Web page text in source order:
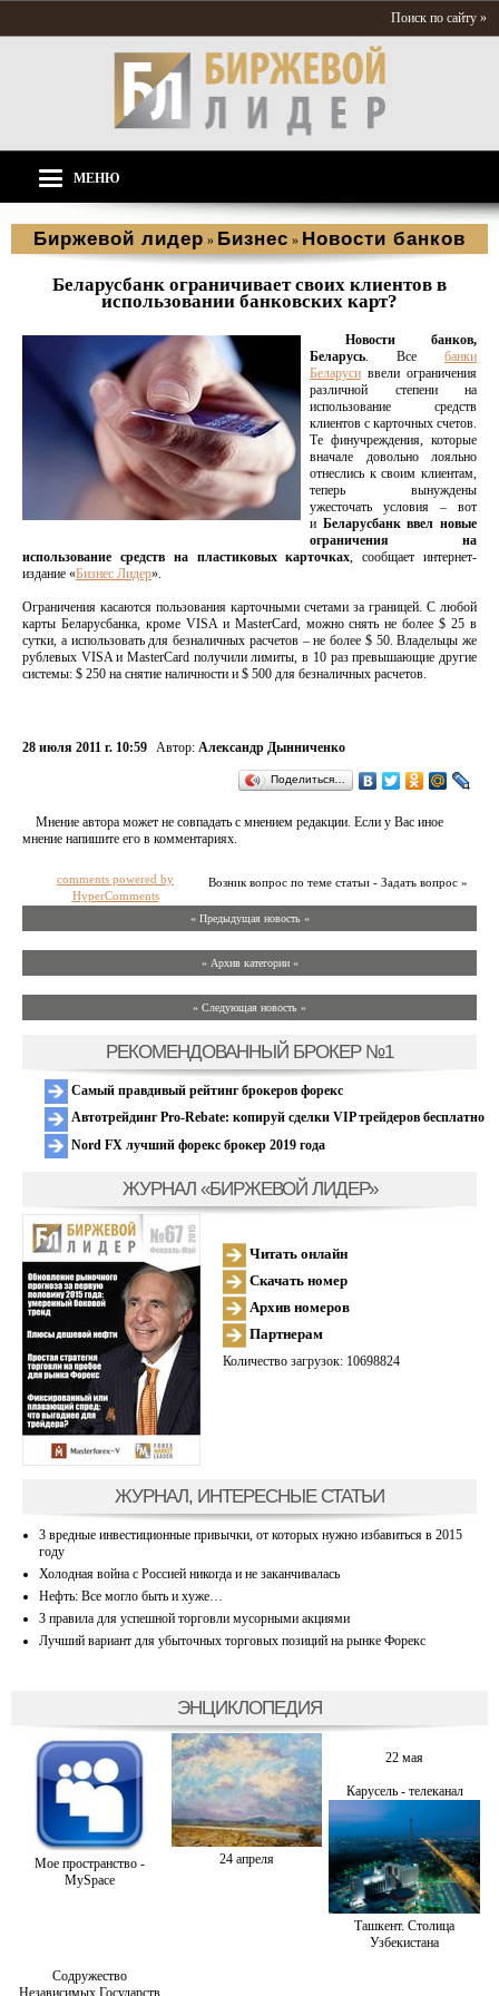
Поиск по сайту »
МЕНЮ
Биржевой лидер » Бизнес » Новости банков
Беларусбанк ограничивает своих клиентов в
использовании банковских карт?
Новости банков,
Беларусь. Все банки
Беларуси ввели ограничения
различной степени на
использование средств
клиентов с карточных счетов.
Те финучреждения, которые
вначале довольно лояльно
отнеслись к своим клиентам,
теперь вынуждены
ужесточать условия – вот
и Беларусбанк ввел новые
ограничения на
использование средств на пластиковых карточках, сообщает интернет-
издание «Бизнес Лидер».
Ограничения касаются пользования карточными счетами за границей. С любой
карты Беларусбанка, кроме VISA и MasterCard, можно снять не более $ 25 в
сутки, а использовать для безналичных расчетов – не более $ 50. Владельцы же
рублевых VISA и MasterCard получили лимиты, в 10 раз превышающие другие
системы: $ 250 на снятие наличности и $ 500 для безналичных расчетов.
28 июля 2011 г. 10:59 Автор: Александр Дынниченко
Поделиться…
Мнение автора может не совпадать с мнением редакции. Если у Вас иное
мнение напишите его в комментариях.
Возник вопрос по теме статьи - Задать вопрос »
comments powered by
HyperComments
« Предыдущая новость «
» Архив категории «
» Следующая новость »
РЕКОМЕНДОВАННЫЙ БРОКЕР №1
Самый правдивый рейтинг брокеров форекс
Автотрейдинг Pro-Rebate: копируй сделки VIP трейдеров бесплатно
Nord FX лучший форекс брокер 2019 года
ЖУРНАЛ «БИРЖЕВОЙ ЛИДЕР»
Читать онлайн
Скачать номер
Архив номеров
Партнерам
Количество загрузок: 10698824
ЖУРНАЛ, ИНТЕРЕСНЫЕ СТАТЬИ
3 вредные инвестиционные привычки, от которых нужно избавиться в 2015
году
Холодная война с Россией никогда и не заканчивалась
Нефть: Все могло быть и хуже…
3 правила для успешной торговли мусорными акциями
Лучший вариант для убыточных торговых позиций на рынке Форекс
ЭНЦИКЛОПЕДИЯ
Мое пространство -
MySpace
24 апреля
22 мая
Карусель - телеканал
Ташкент. Столица
Узбекистана
Содружество
Независимых Государств